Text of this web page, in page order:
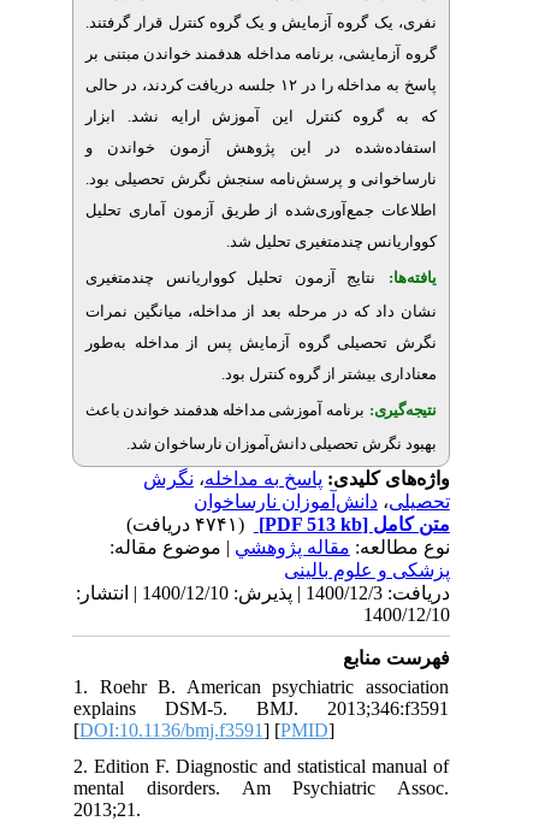
گروه آزمایش و یک گروه کنترل قرار گرفتند.
برنامه مداخله هدفمند خواندن مبتنی بر
پاسخ به مداخله را در ۱۲ جلسه دریافت کردند، در حالی
کنترل این آموزش ارایه نشد. ابزار
در این پژوهشآزمون خواندن و
و پرسش‌نامه سنجش نگرش تحصیلی بود.
جمع‌آوری‌شده از طریق آزمون آماری تحلیل
چندمتغیری تحلیل شد.
نتایج آزمون تحلیل کوواریانس چندمتغیری
که در مرحله بعد از مداخله، میانگین نمرات
گروه آزمایش پس از مداخله به‌طور
بیشتر از گروه کنترل بود
برنامه آموزشی مداخله هدفمند خواندن باعث
تحصیلی دانش‌آموزان نارساخوان شد.
پاسخ به مداخله،نگرش
دانش‌آموزان نارساخوان
(۴۷۴۱ دریافت)
مقاله پژوهشي| موضوع مقاله:
بالینی
دریافت: 1400/12/3 | پذیرش: 1400/12/10 | انتشار:
1. Roehr B. American psychiatric
explains DSM-5. BMJ.
[DOI:10.1136/bmj.f3591
2. Edition F. Diagnostic and statistical
mental disorders. Am